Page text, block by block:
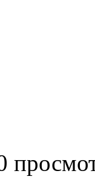
«Единая Россия»